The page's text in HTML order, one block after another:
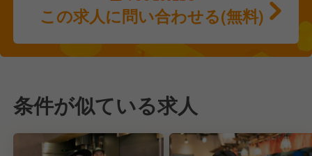
この求人に問い合わせる(無料)
条件が似ている求人